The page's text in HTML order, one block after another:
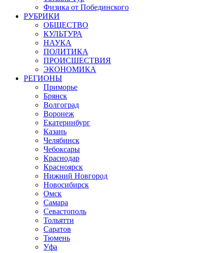
Физика от Побединского
РУБРИКИ
ОБЩЕСТВО
КУЛЬТУРА
НАУКА
ПОЛИТИКА
ПРОИСШЕСТВИЯ
ЭКОНОМИКА
РЕГИОНЫ
Приморье
Брянск
Волгоград
Воронеж
Екатеринбург
Казань
Челябинск
Чебоксары
Краснодар
Красноярск
Нижний Новгород
Новосибирск
Омск
Самара
Севастополь
Тольятти
Саратов
Тюмень
Уфа